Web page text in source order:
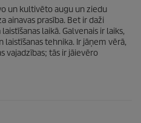
un kultivēto augu un ziedu
ainavas prasība. Bet ir daži
laikā. Galvenais ir laiks,
laistīšanas tehnika. Ir jāņem vērā,
vajadzības; tās ir jāievēro